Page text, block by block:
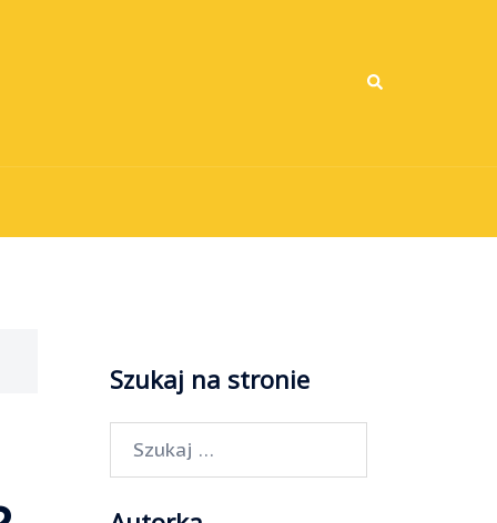
Wyszukiwanie
Szukaj na stronie